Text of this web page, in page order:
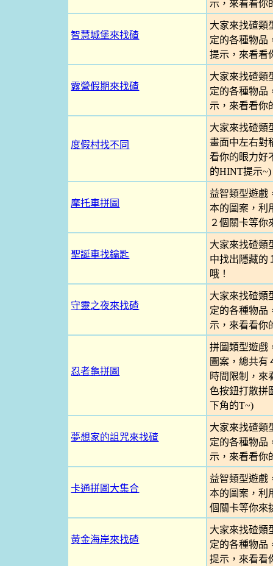
示，來看看你
智慧城堡來找碴
大家來找碴類
定的各種物品
提示，來看看
露營假期來找碴
大家來找碴類
定的各種物品
示，來看看你
度假村找不同
大家來找碴類
畫面中左右對
看你的眼力好
的HINT提示~)
摩托車拼圖
益智類型遊戲
本的圖案，利
２個關卡等你
聖誕車找鑰匙
大家來找碴類
中找出隱藏的
哦！
守靈之夜來找碴
大家來找碴類
定的各種物品
示，來看看你
忍者龜拼圖
拼圖類型遊戲
圖案，總共有
時間限制，來
色按鈕打散拼
下角的T~)
夢想家的詛咒來找碴
大家來找碴類
定的各種物品
示，來看看你
卡通拼圖大集合
益智類型遊戲
本的圖案，利
個關卡等你來
黃金海岸來找碴
大家來找碴類
定的各種物品
提示，來看看